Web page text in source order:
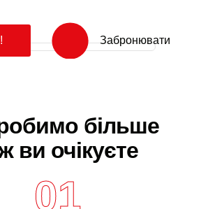
Забронювати
більше
ви очікуєте
01